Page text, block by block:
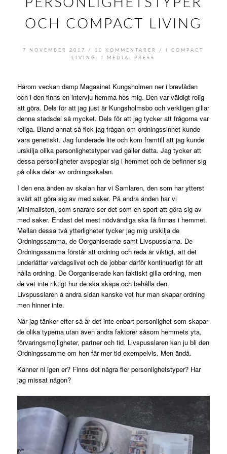
OCH COMPACT LIVING
7 NOVEMBER 2017 / 10 KOMMENTARER / ICOMPACT
LIVING, I MEDIA, PRESS
Härom veckan damp Magasinet Kungsholmen ner i brevlådan
och i den finns en intervju hemma hos mig. Den var väldigt rolig
att göra. Dels för att jag just är Kungsholmsbo och verkligen gillar
denna stadsdel så mycket. Dels för att jag tycker att frågorna var
roliga. Bland annat så fick jag frågan om ordningssinnet kunde
vara genetiskt. Jag funderade lite och kom framtill att jag kunde
urskilja olika personlighetstyper vad gäller detta. Jag tycker att
dessa personligheter avspeglar sig i hemmet och de befinner sig
på olika delar av ordningsskalan.
I den ena änden av skalan har vi Samlaren, den som har ytterst
svårt att göra sig av med saker. På andra änden har vi
Minimalisten, som snarare ser det som en sport att göra sig av
med saker. Endast det mest nödvändiga ska få finnas i hemmet.
Mellan dessa två ytterligheter tycker jag mig urskilja de
Ordningssamma, de Oorganiserade samt Livspusslarna. De
Ordningssamma förstår att ordning och reda är viktigt, att det
underlättar vardagslivet och de jobbar därför kontinuerligt för att
hålla ordning. De Oorganiserade kan faktiskt gilla ordning, men
de vet inte riktigt hur de ska skapa och behålla den.
Livspusslaren å andra sidan kanske vet hur man skapar ordning
men hinner inte.
När jag tänker efter så är det inte enbart personlighet som skapar
de olika typerna utan även andra faktorer såsom hemmets yta,
förvaringsmöjligheter, partner och tid. Livspusslaren kan ju bli den
Ordningssamme om hen får mer tid exempelvis. Men ändå.
Känner ni igen er? Finns det några fler personlighetstyper? Har
jag missat någon?